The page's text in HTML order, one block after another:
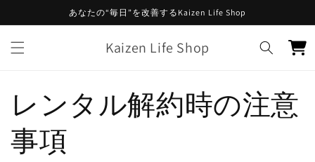
進む
あなたの“毎日”を改善するKaizen Life Shop
Kaizen Life Shop
カ
ー
レンタル解約時の注意
事項